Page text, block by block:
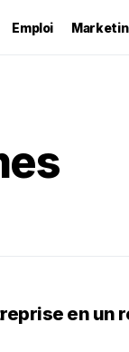
Emploi
en un